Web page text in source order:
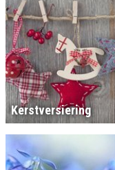
Kerstversiering